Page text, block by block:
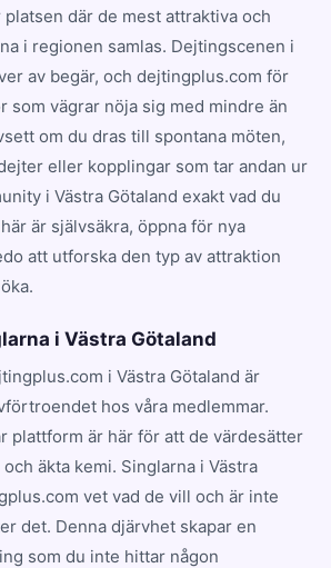
där de mest attraktiva och
i regionen samlas. Dejtingscenen i
av begär, och dejtingplus.com för
som vägrar nöja sig med mindre än
om du dras till spontana möten,
eller kopplingar som tar andan ur
i Västra Götaland exakt vad du
är självsäkra, öppna för nya
att utforska den typ av attraktion
i Västra Götaland
i Västra Götaland är
hos våra medlemmar.
plattform är här för att de värdesätter
äkta kemi. Singlarna i Västra
vet vad de vill och är inte
det. Denna djärvhet skapar en
som du inte hittar någon